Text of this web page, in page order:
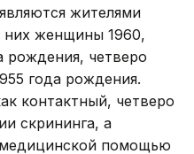
жителями
них женщины 1960,
рождения, четверо
года рождения.
контактный, четверо
скрининга, а
медицинской помощью